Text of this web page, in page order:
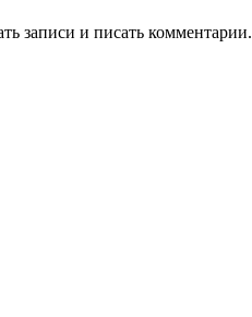
записи и писать комментарии.